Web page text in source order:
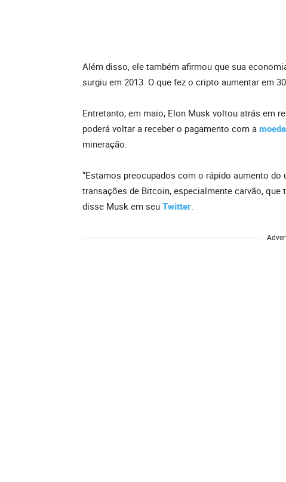
Além disso, ele também afirmou que sua
surgiu em 2013. O que fez o cripto aumentar em
Entretanto, em maio, Elon Musk voltou atrás em
poderá voltar a receber o pagamento com a
mineração.
“Estamos preocupados com o rápido aumento
transações de Bitcoin, especialmente carvão,
disse Musk em seu Twitter.